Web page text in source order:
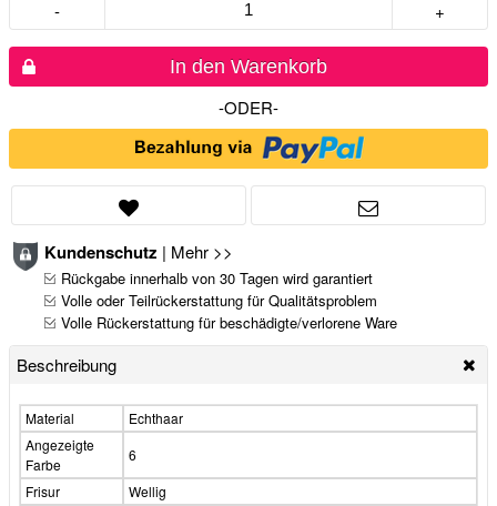
- +
In den Warenkorb
-ODER-
Kundenschutz | Mehr >>
Rückgabe innerhalb von 30 Tagen wird garantiert
Volle oder Teilrückerstattung für Qualitätsproblem
Volle Rückerstattung für beschädigte/verlorene Ware
Beschreibung
Material
Echthaar
Angezeigte
Farbe
6
Frisur
Wellig